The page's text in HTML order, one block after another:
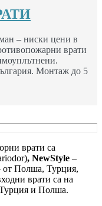
– ниски цени в
врати
Монтаж до 5
врати са
, NewStyle –
от Полша, Турция,
врати са на
и Полша.